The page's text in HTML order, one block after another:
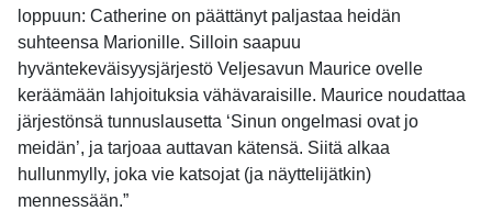
loppuun: Catherine on päättänyt paljastaa heidän
suhteensa Marionille. Silloin saapuu
hyväntekeväisyysjärjestö Veljesavun Maurice ovelle
keräämään lahjoituksia vähävaraisille. Maurice noudattaa
järjestönsä tunnuslausetta ‘Sinun ongelmasi ovat jo
meidän’, ja tarjoaa auttavan kätensä. Siitä alkaa
hullunmylly, joka vie katsojat (ja näyttelijätkin)
mennessään.”